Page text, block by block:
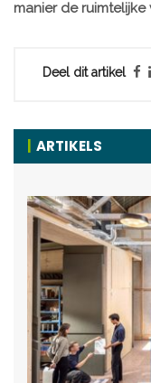
manier de
Deel dit artikel
ARTIKELS